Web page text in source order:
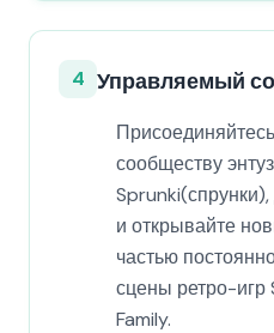
4 Управляемый
сообществу
и открывайте
частью
сцены ретро-игр
Family.